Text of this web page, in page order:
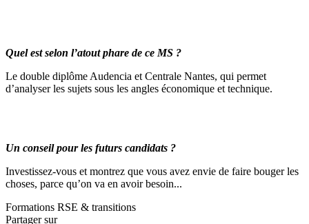
Quel est selon l’atout phare de ce MS ?
Le double diplôme Audencia et Centrale Nantes, qui permet
d’analyser les sujets sous les angles économique et technique.
Un conseil pour les futurs candidats ?
Investissez-vous et montrez que vous avez envie de faire bouger les
choses, parce qu’on va en avoir besoin...
Formations RSE & transitions
Partager sur